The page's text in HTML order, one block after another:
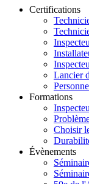
Certifications
Lancier
Formations
Choisir
Évènements